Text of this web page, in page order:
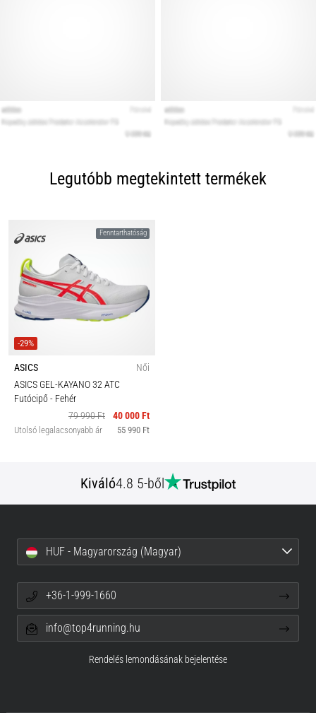
Legutóbb megtekintett termékek
Fenntarthatóság
-29%
ASICS
Női
ASICS GEL-KAYANO 32 ATC
Futócipő- Fehér
79 990 Ft
40 000 Ft
Utolsó legalacsonyabb ár 55 990 Ft
Kiváló4.8 5-ből
HUF - Magyarország (Magyar)
+36-1-999-1660
info@top4running.hu
Rendelés lemondásának bejelentése